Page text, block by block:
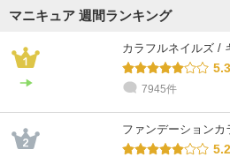
マニキュア 週間ランキング
カラフルネイルズ /
5.3
7945件
ファンデーション
5.2